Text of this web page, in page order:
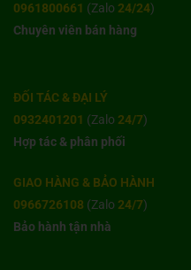
0961800661 (Zalo 24/24)
Chuyên viên bán hàng
ĐỐI TÁC & ĐẠI LÝ
0932401201 (Zalo 24/7)
Hợp tác & phân phối
GIAO HÀNG & BẢO HÀNH
0966726108 (Zalo 24/7)
Bảo hành tận nhà